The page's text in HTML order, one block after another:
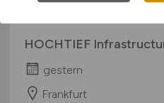
HOCHTIEF
gestern
Frankfurt